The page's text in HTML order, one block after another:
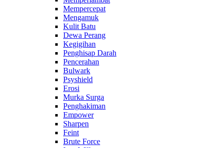
Mempercepat
Mengamuk
Kulit Batu
Dewa Perang
Kegigihan
Penghisap Darah
Pencerahan
Bulwark
Psyshield
Erosi
Murka Surga
Penghakiman
Empower
Sharpen
Feint
Brute Force